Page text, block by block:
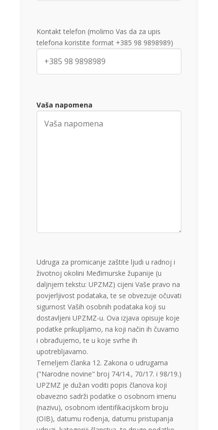
Kontakt telefon (molimo Vas da za upis
telefona koristite format +385 98 9898989)
Vaša napomena
Udruga za promicanje zaštite ljudi u radnoj i
životnoj okolini Međimurske županije (u
daljnjem tekstu: UPZMZ) cijeni Vaše pravo na
povjerljivost podataka, te se obvezuje očuvati
sigurnost Vaših osobnih podataka koji su
dostavljeni UPZMZ-u. Ova izjava opisuje koje
podatke prikupljamo, na koji način ih čuvamo
i obrađujemo, te u koje svrhe ih
upotrebljavamo.
Temeljem članka 12. Zakona o udrugama
("Narodne novine" broj 74/14., 70/17. i 98/19.)
UPZMZ je dužan voditi popis članova koji
obavezno sadrži podatke o osobnom imenu
(nazivu), osobnom identifikacijskom broju
(OIB), datumu rođenja, datumu pristupanja